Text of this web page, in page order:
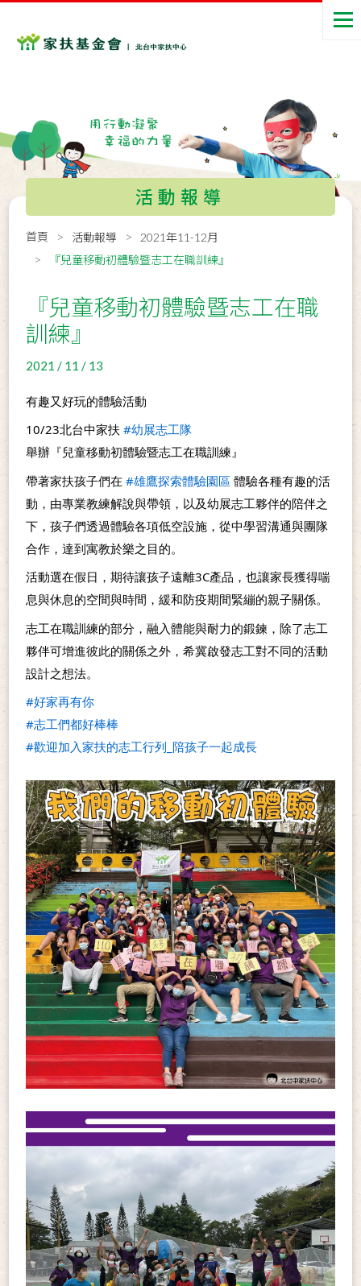
活動報導
首頁 活動報導
2021年11-12月
『兒童移動初體驗暨志工在職訓練』
『兒童移動初體驗暨志工在職
訓練』
2021 / 11 / 13
有趣又好玩的體驗活動
10/23北台中家扶 #幼展志工隊
舉辦『兒童移動初體驗暨志工在職訓練』
帶著家扶孩子們在 #雄鷹探索體驗園區 體驗各種有趣的活
動，由專業教練解說與帶領，以及幼展志工夥伴的陪伴之
下，孩子們透過體驗各項低空設施，從中學習溝通與團隊
合作，達到寓教於樂之目的。
活動選在假日，期待讓孩子遠離3C產品，也讓家長獲得喘
息與休息的空間與時間，緩和防疫期間緊繃的親子關係。
志工在職訓練的部分，融入體能與耐力的鍛鍊，除了志工
夥伴可增進彼此的關係之外，希冀啟發志工對不同的活動
設計之想法。
#好家再有你
#志工們都好棒棒
#歡迎加入家扶的志工行列_陪孩子一起成長